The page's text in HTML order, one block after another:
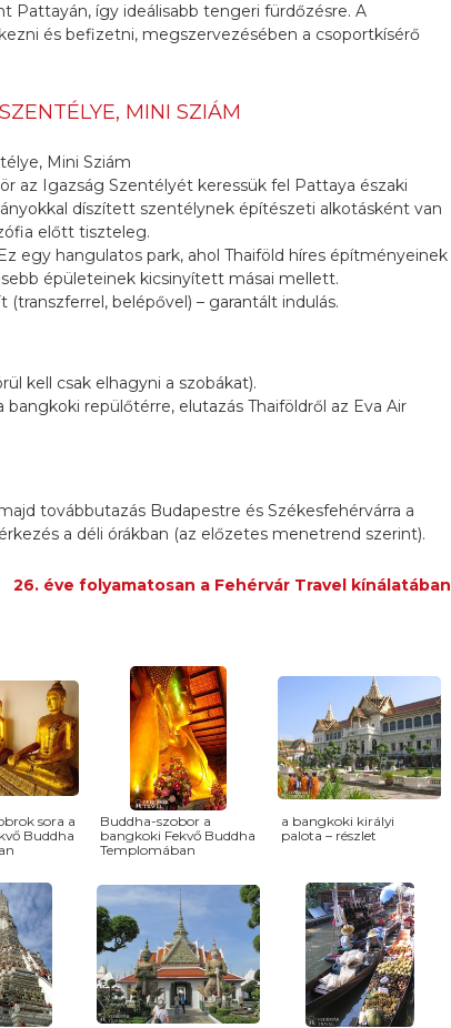
Pattayán, így ideálisabb tengeri fürdőzésre. A
és befizetni, megszervezésében a csoportkísérő
MINI SZIÁM
Mini Sziám
az Igazság Szentélyét keressük fel Pattaya északi
díszített szentélynek építészeti alkotásként van
előtt tiszteleg.
egy hangulatos park, ahol Thaiföld híres építményeinek
épületeinek kicsinyített másai mellett.
(transzferrel, belépővel) – garantált indulás.
kell csak elhagyni a szobákat).
repülőtérre, elutazás Thaiföldről az Eva Air
továbbutazás Budapestre és Székesfehérvárra a
a déli órákban (az előzetes menetrend szerint).
26. éve folyamatosan a Fehérvár Travel kínálatában
sora a
Buddha
Buddha-szobor a
bangkoki Fekvő Buddha
Templomában
a bangkoki királyi
palota – részlet